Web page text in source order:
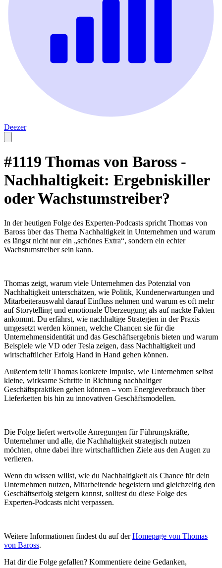
Deezer
#1119 Thomas von Baross -
Nachhaltigkeit: Ergebniskiller
oder Wachstumstreiber?
In der heutigen Folge des Experten-Podcasts spricht Thomas von
Baross über das Thema Nachhaltigkeit in Unternehmen und warum
es längst nicht nur ein „schönes Extra“, sondern ein echter
Wachstumstreiber sein kann.
Thomas zeigt, warum viele Unternehmen das Potenzial von
Nachhaltigkeit unterschätzen, wie Politik, Kundenerwartungen und
Mitarbeiterauswahl darauf Einfluss nehmen und warum es oft mehr
auf Storytelling und emotionale Überzeugung als auf nackte Fakten
ankommt. Du erfährst, wie nachhaltige Strategien in der Praxis
umgesetzt werden können, welche Chancen sie für die
Unternehmensidentität und das Geschäftsergebnis bieten und warum
Beispiele wie VD oder Tesla zeigen, dass Nachhaltigkeit und
wirtschaftlicher Erfolg Hand in Hand gehen können.
Außerdem teilt Thomas konkrete Impulse, wie Unternehmen selbst
kleine, wirksame Schritte in Richtung nachhaltiger
Geschäftspraktiken gehen können – vom Energieverbrauch über
Lieferketten bis hin zu innovativen Geschäftsmodellen.
Die Folge liefert wertvolle Anregungen für Führungskräfte,
Unternehmer und alle, die Nachhaltigkeit strategisch nutzen
möchten, ohne dabei ihre wirtschaftlichen Ziele aus den Augen zu
verlieren.
Wenn du wissen willst, wie du Nachhaltigkeit als Chance für dein
Unternehmen nutzen, Mitarbeitende begeistern und gleichzeitig den
Geschäftserfolg steigern kannst, solltest du diese Folge des
Experten-Podcasts nicht verpassen.
Weitere Informationen findest du auf derHomepage von Thomas
von Baross.
Hat dir die Folge gefallen? Kommentiere deine Gedanken,